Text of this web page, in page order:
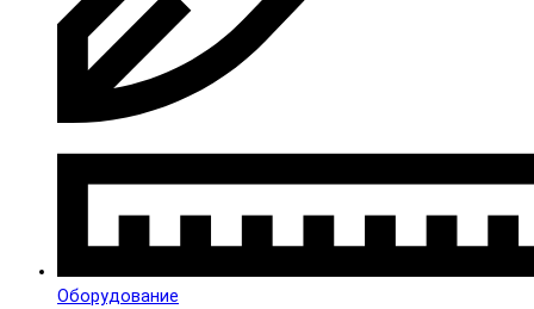
Оборудование